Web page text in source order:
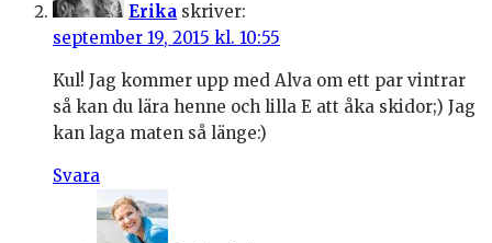
Erika skriver:
september 19, 2015 kl. 10:55
Kul! Jag kommer upp med Alva om ett par vintrar
så kan du lära henne och lilla E att åka skidor;) Jag
kan laga maten så länge:)
Svara